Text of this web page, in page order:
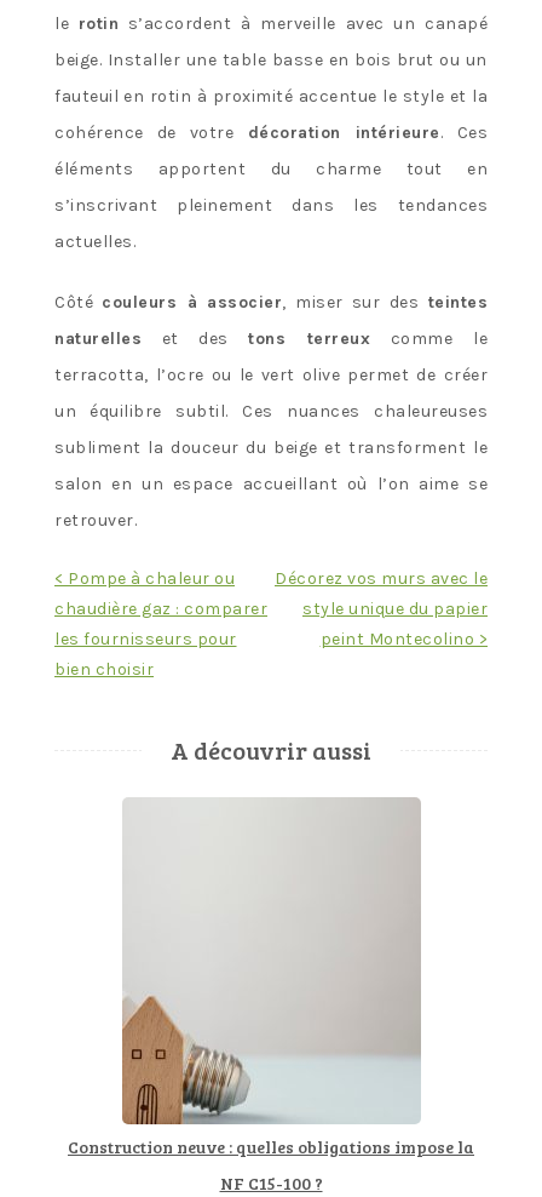
le rotin s’accordent à merveille avec un canapé
beige. Installer une table basse en bois brut ou un
fauteuil en rotin à proximité accentue le style et la
cohérence de votre décoration intérieure. Ces
éléments apportent du charme tout en
s’inscrivant pleinement dans les tendances
actuelles.
Côté couleurs à associer, miser sur des teintes
naturelles et destons terreux comme le
terracotta, l’ocre ou le vert olive permet de créer
un équilibre subtil. Ces nuances chaleureuses
subliment la douceur du beige et transforment le
salon en un espace accueillant où l’on aime se
retrouver.
Navigation
l’article
< Pompe à chaleur ou
chaudière gaz : comparer
les fournisseurs pour
bien choisir
Décorez vos murs avec le
style unique du papier
peint Montecolino >
A découvrir aussi
Construction neuve : quelles obligations impose la
NF C15-100 ?